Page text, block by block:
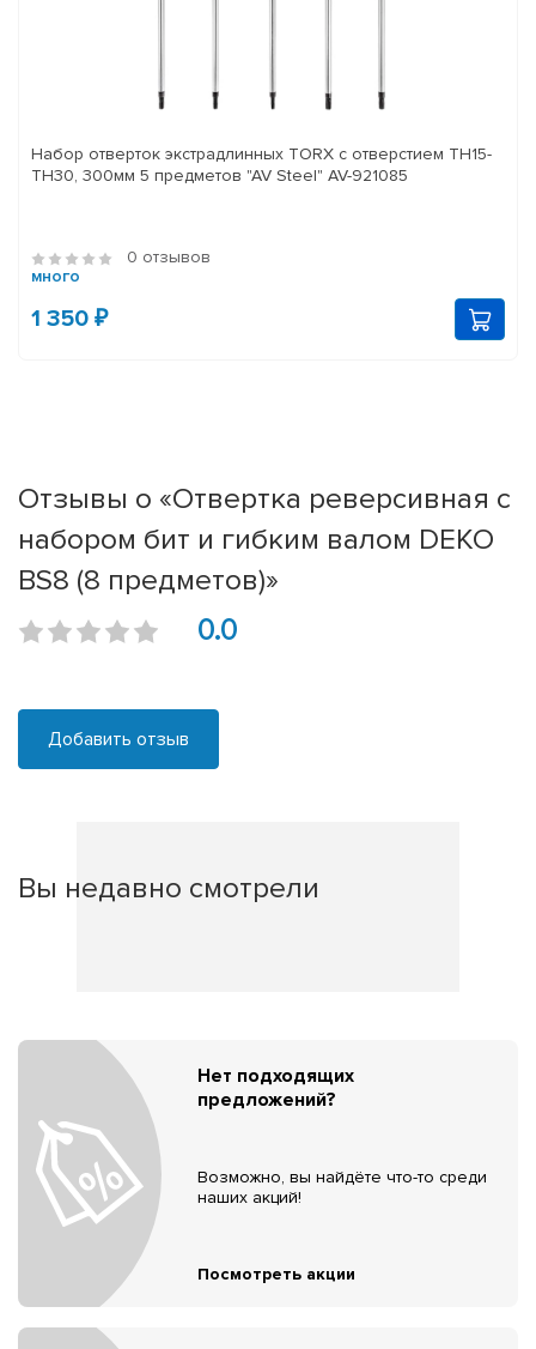
Набор отверток экстрадлинных TORX с отверстием TH15-
TH30, 300мм 5 предметов "AV Steel" AV-921085
0 отзывов
много
1 350 ₽
Отзывы о «Отвертка реверсивная с
набором бит и гибким валом DEKO
BS8 (8 предметов)»
0.0
Добавить отзыв
Вы недавно смотрели
Нет подходящих
предложений?
Возможно, вы найдёте что-то среди
наших акций!
Посмотреть акции